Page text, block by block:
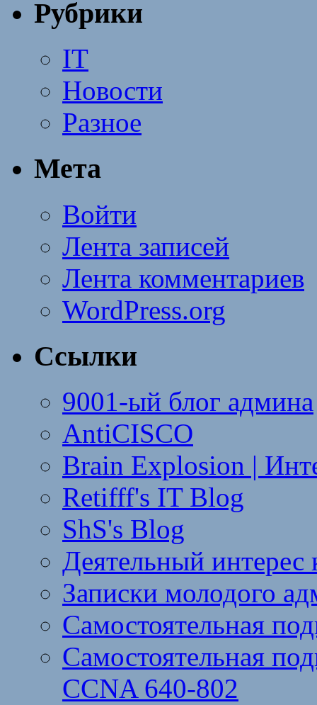
Рубрики
IT
Новости
Разное
Мета
Войти
Лента записей
Лента комментариев
WordPress.org
Ссылки
9001-ый блог админа
AntiCISCO
Brain Explosion |
Retifff's IT Blog
ShS's Blog
Деятельный интерес
Записки молодого
Самостоятельная
Самостоятельная
CCNA 640-802